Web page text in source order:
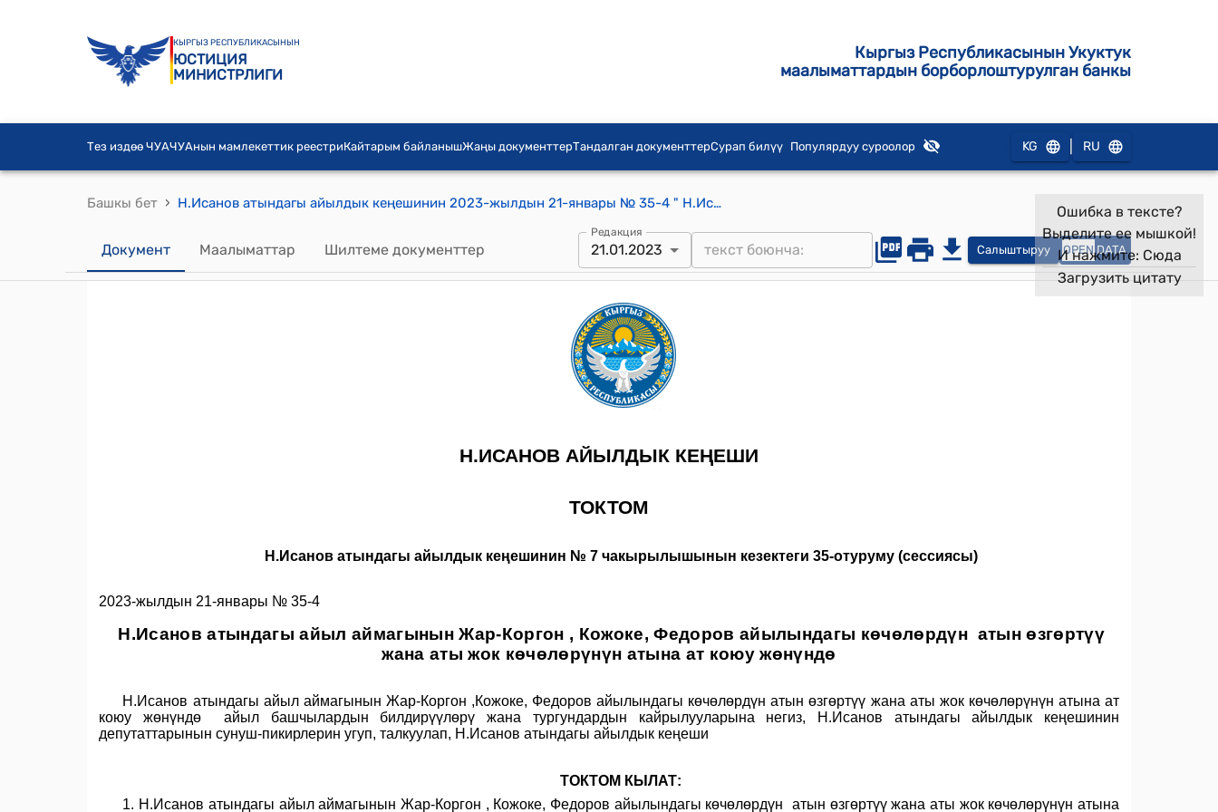
КЫРГЫЗ РЕСПУБЛИКАСЫНЫН
ЮСТИЦИЯ
МИНИСТРЛИГИ
Кыргыз Республикасынын Укуктук
маалыматтардын борборлоштурулган банкы
Тез издөө ЧУАЧУАнын мамлекеттик реестриКайтарым байланышЖаңы документтерТандалган документтерСурап билүү Популярдуу суроолор KG RU
Башкы бет › Н.Исанов атындагы айылдык кеңешинин 2023-жылдын 21-январы № 35-4 " Н.Исанов атындагы айыл аймагынын Жар-Коргон , Кожоке, Федоров айылындагы көчөлөрдүн атын өзгөртүү жана аты жок көчөлөрүнүн атына ат коюу жөнүндө" токтому
Документ Маалыматтар Шилтеме документтер
Редакция
21.01.2023 Салыштыруу OPEN DATA
Ошибка в тексте?
Выделите ее мышкой!
И нажмите: Сюда
Загрузить цитату